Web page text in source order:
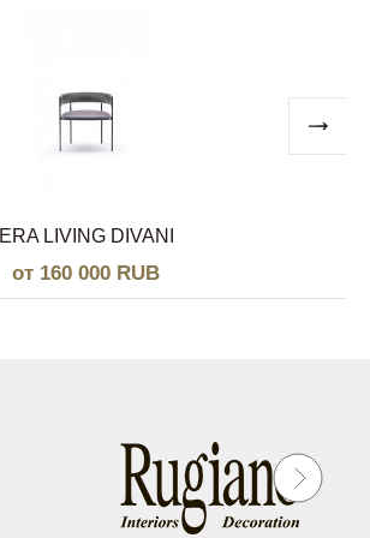
ERA LIVING DIVANI
от 160 000 RUB